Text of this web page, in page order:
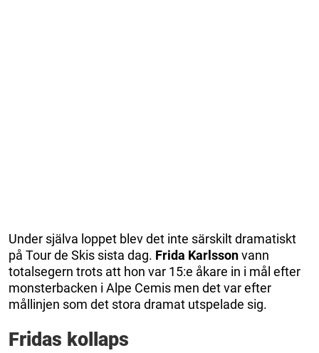
Under själva loppet blev det inte särskilt dramatiskt
på Tour de Skis sista dag. Frida Karlssonvann
totalsegern trots att hon var 15:e åkare in i mål efter
monsterbacken i Alpe Cemis men det var efter
mållinjen som det stora dramat utspelade sig.
Fridas kollaps